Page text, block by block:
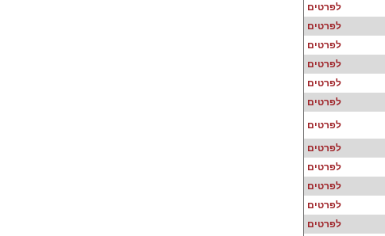
לפרטים
לפרטים
לפרטים
לפרטים
לפרטים
לפרטים
לפרטים
לפרטים
לפרטים
לפרטים
לפרטים
לפרטים